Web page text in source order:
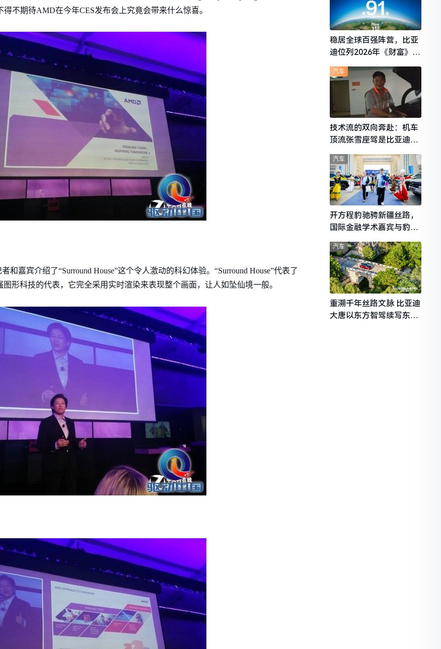
得不期待AMD在今年CES发布会上究竟会带来什么惊喜。
和嘉宾介绍了“Surround House”这个令人激动的科幻体验。“Surround House”代表了
形科技的代表，它完全采用实时渲染来表现整个画面，让人如坠仙境一般。
稳居全球百强阵营，比亚
迪位列2026年《财富》世
技术流的双向奔赴：机车
顶流张雪座驾是比亚迪秦
L
汽车
开方程豹驰骋新疆丝路，
国际金融学术嘉宾与豹友
共赴山海热爱
汽车
重溯千年丝路文脉 比亚迪
大唐以东方智驾续写东西
汽车